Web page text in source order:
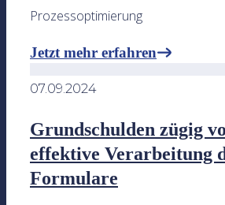
Prozessoptimierung
Jetzt mehr erfahren
07.09.2024
Grundschulden zügig
effektive Verarbeitung
Formulare